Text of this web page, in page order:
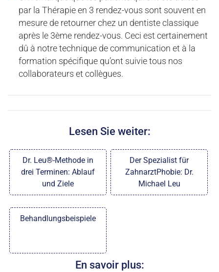
par la Thérapie en 3 rendez-vous sont souvent en
mesure de retourner chez un dentiste classique
après le 3ème rendez-vous. Ceci est certainement
dû à notre technique de communication et à la
formation spécifique qu’ont suivie tous nos
collaborateurs et collègues.
Lesen Sie weiter:
Dr. Leu®-Methode in
drei Terminen: Ablauf
und Ziele
Der Spezialist für
ZahnarztPhobie: Dr.
Michael Leu
Behandlungsbeispiele
En savoir plus: